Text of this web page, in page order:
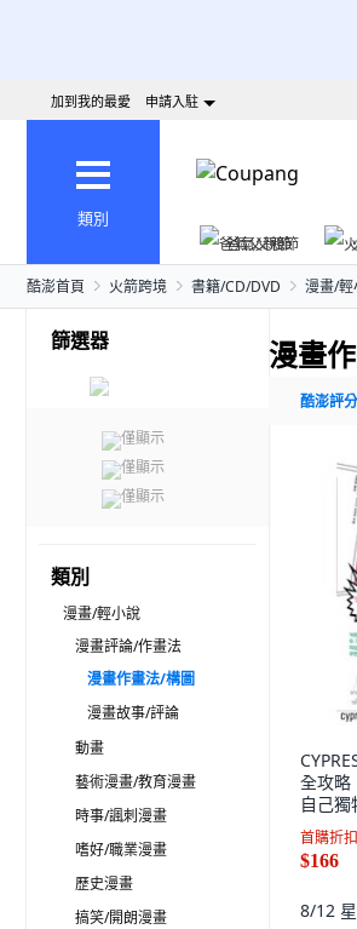
加到我的最愛 申請入駐
類別
爸氣父親節
酷澎首頁 火箭跨境 書籍/CD/DVD 漫畫/輕
篩選器
僅顯示
僅顯示
僅顯示
類別
漫畫/輕小說
漫畫評論/作畫法
漫畫作畫法/構圖
漫畫故事/評論
動畫
藝術漫畫/教育漫畫
時事/諷刺漫畫
嗜好/職業漫畫
歷史漫畫
搞笑/開朗漫畫
漫畫
酷澎評
全攻略
自己獨
共著/
首購折
$166
8/12